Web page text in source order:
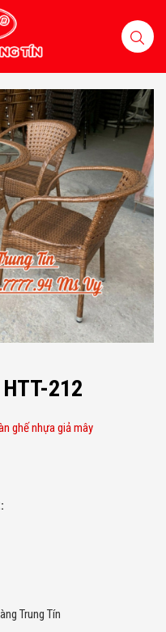
HTT-212
ghế nhựa giả mây
Trung Tín